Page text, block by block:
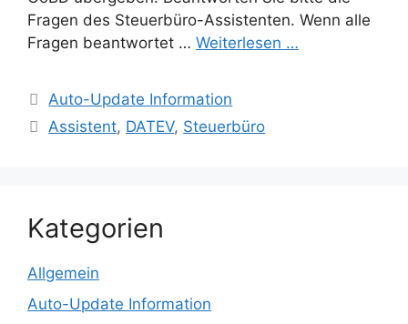
Fragen des Steuerbüro-Assistenten. Wenn alle
Fragen beantwortet … Weiterlesen …
Kategorien
Auto-Update Information
Schlagwörter
Assistent, DATEV, Steuerbüro
Kategorien
Allgemein
Auto-Update Information